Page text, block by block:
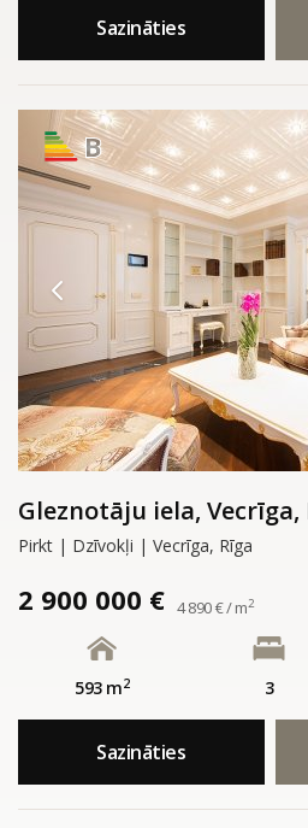
Sazināties
B
Gleznotāju iela, Vecrīga,
Pirkt | Dzīvokļi | Vecrīga, Rīga
2 900 000 € 4 890 € / m2
593 m2 3
Sazināties